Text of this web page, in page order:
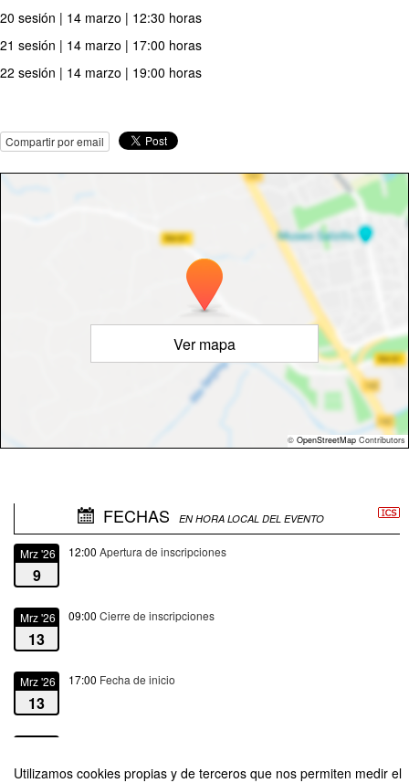
Utilizamos cookies propias y de terceros que nos permiten medir el
20 sesión | 14 marzo | 12:30 horas
21 sesión | 14 marzo | 17:00 horas
22 sesión | 14 marzo | 19:00 horas
Compartir por email
Ver mapa
© OpenStreetMap Contributors
FECHAS EN HORA LOCAL DEL EVENTO
Mrz '26
9
12:00 Apertura de inscripciones
Mrz '26
13
09:00 Cierre de inscripciones
Mrz '26
13
17:00 Fecha de inicio
13